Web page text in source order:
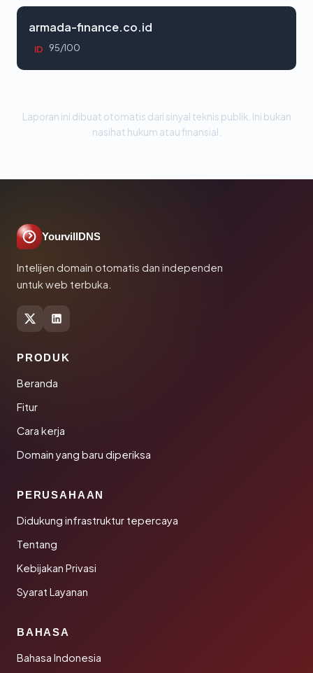
armada-finance.co.id
ID 95/100
Laporan ini dibuat otomatis dari sinyal teknis publik. Ini bukan
nasihat hukum atau finansial.
YourvillDNS
Intelijen domain otomatis dan independen
untuk web terbuka.
PRODUK
Beranda
Fitur
Cara kerja
Domain yang baru diperiksa
PERUSAHAAN
Didukung infrastruktur tepercaya
Tentang
Kebijakan Privasi
Syarat Layanan
BAHASA
Bahasa Indonesia